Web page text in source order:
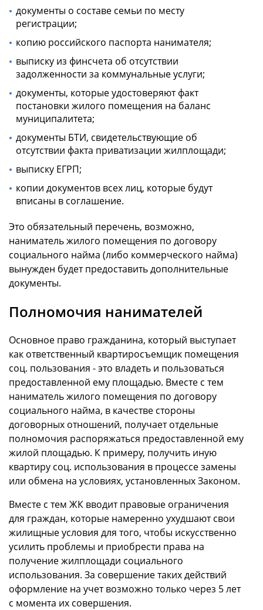
документы о составе семьи по месту
регистрации;
копию российского паспорта нанимателя;
выписку из финсчета об отсутствии
задолженности за коммунальные услуги;
документы, которые удостоверяют факт
постановки жилого помещения на баланс
муниципалитета;
документы БТИ, свидетельствующие об
отсутствии факта приватизации жилплощади;
выписку ЕГРП;
копии документов всех лиц, которые будут
вписаны в соглашение.
Это обязательный перечень, возможно,
наниматель жилого помещения по договору
социального найма (либо коммерческого найма)
вынужден будет предоставить дополнительные
документы.
Полномочия нанимателей
Основное право гражданина, который выступает
как ответственный квартиросъемщик помещения
соц. пользования - это владеть и пользоваться
предоставленной ему площадью. Вместе с тем
наниматель жилого помещения по договору
социального найма, в качестве стороны
договорных отношений, получает отдельные
полномочия распоряжаться предоставленной ему
жилой площадью. К примеру, получить иную
квартиру соц. использования в процессе замены
или обмена на условиях, установленных Законом.
Вместе с тем ЖК вводит правовые ограничения
для граждан, которые намеренно ухудшают свои
жилищные условия для того, чтобы искусственно
усилить проблемы и приобрести права на
получение жилплощади социального
использования. За совершение таких действий
оформление на учет возможно только через 5 лет
с момента их совершения.